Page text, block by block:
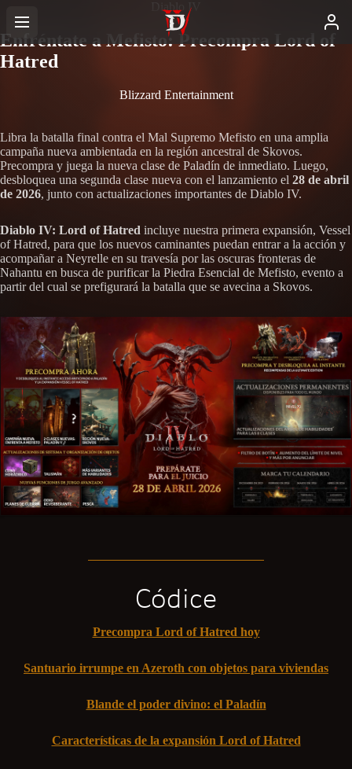
Diablo IV
Enfréntate a Mefisto: Precompra Lord of
Hatred
Blizzard Entertainment
Libra la batalla final contra el Mal Supremo Mefisto en una amplia
campaña nueva ambientada en la región ancestral de Skovos.
Precompra y juega la nueva clase de Paladín de inmediato. Luego,
desbloquea una segunda clase nueva con el lanzamiento el 28 de abril
de 2026, junto con actualizaciones importantes de Diablo IV.
Diablo IV: Lord of Hatred incluye nuestra primera expansión, Vessel
of Hatred, para que los nuevos caminantes puedan entrar a la acción y
acompañar a Neyrelle en su travesía por las oscuras fronteras de
Nahantu en busca de purificar la Piedra Esencial de Mefisto, evento a
partir del cual se prefigurará la batalla que se avecina a Skovos.
Códice
Precompra Lord of Hatred hoy
Santuario irrumpe en Azeroth con objetos para viviendas
Blande el poder divino: el Paladín
Características de la expansión Lord of Hatred